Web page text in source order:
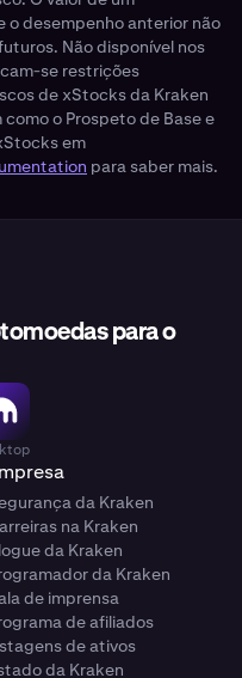
o desempenho anterior não
Não disponível nos
se restrições
de xStocks da Kraken
o Prospeto de Base e
em
para saber mais.
para o
da Kraken
na Kraken
da Kraken
da Kraken
de imprensa
de afiliados
de ativos
da Kraken